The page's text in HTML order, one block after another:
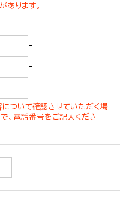
あります。
-
-
ついて確認させていただく場
、電話番号をご記入くださ